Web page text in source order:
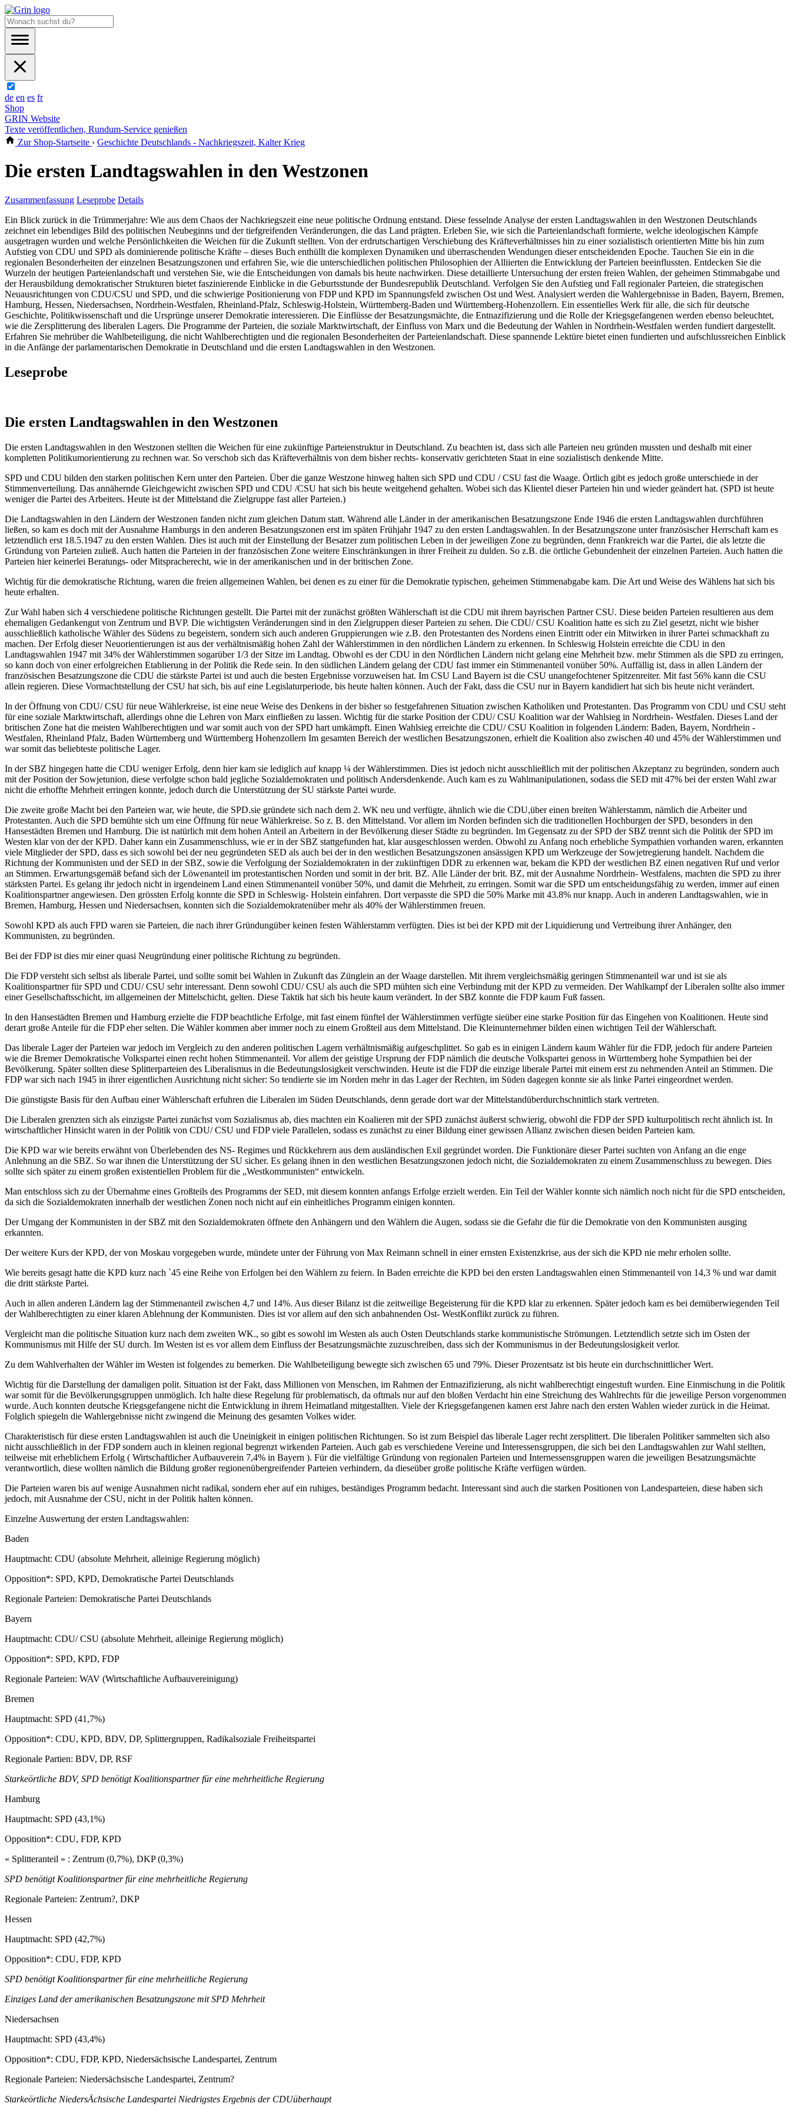
de en es fr
Shop
GRIN Website
Texte veröffentlichen, Rundum-Service genießen
Zur Shop-Startseite › Geschichte Deutschlands - Nachkriegszeit, Kalter Krieg
Die ersten Landtagswahlen in den Westzonen
Zusammenfassung Leseprobe Details
Ein Blick zurück in die Trümmerjahre: Wie aus dem Chaos der Nachkriegszeit eine neue politische Ordnung entstand. Diese fesselnde Analyse der ersten Landtagswahlen in den Westzonen Deutschlands
zeichnet ein lebendiges Bild des politischen Neubeginns und der tiefgreifenden Veränderungen, die das Land prägten. Erleben Sie, wie sich die Parteienlandschaft formierte, welche ideologischen Kämpfe
ausgetragen wurden und welche Persönlichkeiten die Weichen für die Zukunft stellten. Von der erdrutschartigen Verschiebung des Kräfteverhältnisses hin zu einer sozialistisch orientierten Mitte bis hin zum
Aufstieg von CDU und SPD als dominierende politische Kräfte – dieses Buch enthüllt die komplexen Dynamiken und überraschenden Wendungen dieser entscheidenden Epoche. Tauchen Sie ein in die
regionalen Besonderheiten der einzelnen Besatzungszonen und erfahren Sie, wie die unterschiedlichen politischen Philosophien der Alliierten die Entwicklung der Parteien beeinflussten. Entdecken Sie die
Wurzeln der heutigen Parteienlandschaft und verstehen Sie, wie die Entscheidungen von damals bis heute nachwirken. Diese detaillierte Untersuchung der ersten freien Wahlen, der geheimen Stimmabgabe und
der Herausbildung demokratischer Strukturen bietet faszinierende Einblicke in die Geburtsstunde der Bundesrepublik Deutschland. Verfolgen Sie den Aufstieg und Fall regionaler Parteien, die strategischen
Neuausrichtungen von CDU/CSU und SPD, und die schwierige Positionierung von FDP und KPD im Spannungsfeld zwischen Ost und West. Analysiert werden die Wahlergebnisse in Baden, Bayern, Bremen,
Hamburg, Hessen, Niedersachsen, Nordrhein-Westfalen, Rheinland-Pfalz, Schleswig-Holstein, Württemberg-Baden und Württemberg-Hohenzollern. Ein essentielles Werk für alle, die sich für deutsche
Geschichte, Politikwissenschaft und die Ursprünge unserer Demokratie interessieren. Die Einflüsse der Besatzungsmächte, die Entnazifizierung und die Rolle der Kriegsgefangenen werden ebenso beleuchtet,
wie die Zersplitterung des liberalen Lagers. Die Programme der Parteien, die soziale Marktwirtschaft, der Einfluss von Marx und die Bedeutung der Wahlen in Nordrhein-Westfalen werden fundiert dargestellt.
Erfahren Sie mehrüber die Wahlbeteiligung, die nicht Wahlberechtigten und die regionalen Besonderheiten der Parteienlandschaft. Diese spannende Lektüre bietet einen fundierten und aufschlussreichen Einblick
in die Anfänge der parlamentarischen Demokratie in Deutschland und die ersten Landtagswahlen in den Westzonen.
Leseprobe
Die ersten Landtagswahlen in den Westzonen
Die ersten Landtagswahlen in den Westzonen stellten die Weichen für eine zukünftige Parteienstruktur in Deutschland. Zu beachten ist, dass sich alle Parteien neu gründen mussten und deshalb mit einer
kompletten Politikumorientierung zu rechnen war. So verschob sich das Kräfteverhältnis von dem bisher rechts- konservativ gerichteten Staat in eine sozialistisch denkende Mitte.
SPD und CDU bilden den starken politischen Kern unter den Parteien. Über die ganze Westzone hinweg halten sich SPD und CDU / CSU fast die Waage. Örtlich gibt es jedoch große unterschiede in der
Stimmenverteilung. Das annähernde Gleichgewicht zwischen SPD und CDU /CSU hat sich bis heute weitgehend gehalten. Wobei sich das Klientel dieser Parteien hin und wieder geändert hat. (SPD ist heute
weniger die Partei des Arbeiters. Heute ist der Mittelstand die Zielgruppe fast aller Parteien.)
Die Landtagswahlen in den Ländern der Westzonen fanden nicht zum gleichen Datum statt. Während alle Länder in der amerikanischen Besatzungszone Ende 1946 die ersten Landtagswahlen durchführen
ließen, so kam es doch mit der Ausnahme Hamburgs in den anderen Besatzungszonen erst im späten Frühjahr 1947 zu den ersten Landtagswahlen. In der Besatzungszone unter französischer Herrschaft kam es
letztendlich erst 18.5.1947 zu den ersten Wahlen. Dies ist auch mit der Einstellung der Besatzer zum politischen Leben in der jeweiligen Zone zu begründen, denn Frankreich war die Partei, die als letzte die
Gründung von Parteien zuließ. Auch hatten die Parteien in der französischen Zone weitere Einschränkungen in ihrer Freiheit zu dulden. So z.B. die örtliche Gebundenheit der einzelnen Parteien. Auch hatten die
Parteien hier keinerlei Beratungs- oder Mitspracherecht, wie in der amerikanischen und in der britischen Zone.
Wichtig für die demokratische Richtung, waren die freien allgemeinen Wahlen, bei denen es zu einer für die Demokratie typischen, geheimen Stimmenabgabe kam. Die Art und Weise des Wählens hat sich bis
heute erhalten.
Zur Wahl haben sich 4 verschiedene politische Richtungen gestellt. Die Partei mit der zunächst größten Wählerschaft ist die CDU mit ihrem bayrischen Partner CSU. Diese beiden Parteien resultieren aus dem
ehemaligen Gedankengut von Zentrum und BVP. Die wichtigsten Veränderungen sind in den Zielgruppen dieser Parteien zu sehen. Die CDU/ CSU Koalition hatte es sich zu Ziel gesetzt, nicht wie bisher
ausschließlich katholische Wähler des Südens zu begeistern, sondern sich auch anderen Gruppierungen wie z.B. den Protestanten des Nordens einen Eintritt oder ein Mitwirken in ihrer Partei schmackhaft zu
machen. Der Erfolg dieser Neuorientierungen ist aus der verhältnismäßig hohen Zahl der Wählerstimmen in den nördlichen Ländern zu erkennen. In Schleswig Holstein erreichte die CDU in den
Landtagswahlen 1947 mit 34% der Wählerstimmen sogarüber 1/3 der Sitze im Landtag. Obwohl es der CDU in den Nördlichen Ländern nicht gelang eine Mehrheit bzw. mehr Stimmen als die SPD zu erringen,
so kann doch von einer erfolgreichen Etablierung in der Politik die Rede sein. In den südlichen Ländern gelang der CDU fast immer ein Stimmenanteil vonüber 50%. Auffällig ist, dass in allen Ländern der
französischen Besatzungszone die CDU die stärkste Partei ist und auch die besten Ergebnisse vorzuweisen hat. Im CSU Land Bayern ist die CSU unangefochtener Spitzenreiter. Mit fast 56% kann die CSU
allein regieren. Diese Vormachtstellung der CSU hat sich, bis auf eine Legislaturperiode, bis heute halten können. Auch der Fakt, dass die CSU nur in Bayern kandidiert hat sich bis heute nicht verändert.
In der Öffnung von CDU/ CSU für neue Wählerkreise, ist eine neue Weise des Denkens in der bisher so festgefahrenen Situation zwischen Katholiken und Protestanten. Das Programm von CDU und CSU steht
für eine soziale Marktwirtschaft, allerdings ohne die Lehren von Marx einfließen zu lassen. Wichtig für die starke Position der CDU/ CSU Koalition war der Wahlsieg in Nordrhein- Westfalen. Dieses Land der
britischen Zone hat die meisten Wahlberechtigten und war somit auch von der SPD hart umkämpft. Einen Wahlsieg erreichte die CDU/ CSU Koalition in folgenden Ländern: Baden, Bayern, Nordrhein -
Westfalen, Rheinland Pfalz, Baden Württemberg und Württemberg Hohenzollern Im gesamten Bereich der westlichen Besatzungszonen, erhielt die Koalition also zwischen 40 und 45% der Wählerstimmen und
war somit das beliebteste politische Lager.
In der SBZ hingegen hatte die CDU weniger Erfolg, denn hier kam sie lediglich auf knapp ¼ der Wählerstimmen. Dies ist jedoch nicht ausschließlich mit der politischen Akzeptanz zu begründen, sondern auch
mit der Position der Sowjetunion, diese verfolgte schon bald jegliche Sozialdemokraten und politisch Andersdenkende. Auch kam es zu Wahlmanipulationen, sodass die SED mit 47% bei der ersten Wahl zwar
nicht die erhoffte Mehrheit erringen konnte, jedoch durch die Unterstützung der SU stärkste Partei wurde.
Die zweite große Macht bei den Parteien war, wie heute, die SPD.sie gründete sich nach dem 2. WK neu und verfügte, ähnlich wie die CDU,über einen breiten Wählerstamm, nämlich die Arbeiter und
Protestanten. Auch die SPD bemühte sich um eine Öffnung für neue Wählerkreise. So z. B. den Mittelstand. Vor allem im Norden befinden sich die traditionellen Hochburgen der SPD, besonders in den
Hansestädten Bremen und Hamburg. Die ist natürlich mit dem hohen Anteil an Arbeitern in der Bevölkerung dieser Städte zu begründen. Im Gegensatz zu der SPD der SBZ trennt sich die Politik der SPD im
Westen klar von der der KPD. Daher kann ein Zusammenschluss, wie er in der SBZ stattgefunden hat, klar ausgeschlossen werden. Obwohl zu Anfang noch erhebliche Sympathien vorhanden waren, erkannten
viele Mitglieder der SPD, dass es sich sowohl bei der neu gegründeten SED als auch bei der in den westlichen Besatzungszonen ansässigen KPD um Werkzeuge der Sowjetregierung handelt. Nachdem die
Richtung der Kommunisten und der SED in der SBZ, sowie die Verfolgung der Sozialdemokraten in der zukünftigen DDR zu erkennen war, bekam die KPD der westlichen BZ einen negativen Ruf und verlor
an Stimmen. Erwartungsgemäß befand sich der Löwenanteil im protestantischen Norden und somit in der brit. BZ. Alle Länder der brit. BZ, mit der Ausnahme Nordrhein- Westfalens, machten die SPD zu ihrer
stärksten Partei. Es gelang ihr jedoch nicht in irgendeinem Land einen Stimmenanteil vonüber 50%, und damit die Mehrheit, zu erringen. Somit war die SPD um entscheidungsfähig zu werden, immer auf einen
Koalitionspartner angewiesen. Den grössten Erfolg konnte die SPD in Schleswig- Holstein einfahren. Dort verpasste die SPD die 50% Marke mit 43.8% nur knapp. Auch in anderen Landtagswahlen, wie in
Bremen, Hamburg, Hessen und Niedersachsen, konnten sich die Sozialdemokratenüber mehr als 40% der Wählerstimmen freuen.
Sowohl KPD als auch FPD waren sie Parteien, die nach ihrer Gründungüber keinen festen Wählerstamm verfügten. Dies ist bei der KPD mit der Liquidierung und Vertreibung ihrer Anhänger, den
Kommunisten, zu begründen.
Bei der FDP ist dies mir einer quasi Neugründung einer politische Richtung zu begründen.
Die FDP versteht sich selbst als liberale Partei, und sollte somit bei Wahlen in Zukunft das Zünglein an der Waage darstellen. Mit ihrem vergleichsmäßig geringen Stimmenanteil war und ist sie als
Koalitionspartner für SPD und CDU/ CSU sehr interessant. Denn sowohl CDU/ CSU als auch die SPD mühten sich eine Verbindung mit der KPD zu vermeiden. Der Wahlkampf der Liberalen sollte also immer
einer Gesellschaftsschicht, im allgemeinen der Mittelschicht, gelten. Diese Taktik hat sich bis heute kaum verändert. In der SBZ konnte die FDP kaum Fuß fassen.
In den Hansestädten Bremen und Hamburg erzielte die FDP beachtliche Erfolge, mit fast einem fünftel der Wählerstimmen verfügte sieüber eine starke Position für das Eingehen von Koalitionen. Heute sind
derart große Anteile für die FDP eher selten. Die Wähler kommen aber immer noch zu einem Großteil aus dem Mittelstand. Die Kleinunternehmer bilden einen wichtigen Teil der Wählerschaft.
Das liberale Lager der Parteien war jedoch im Vergleich zu den anderen politischen Lagern verhältnismäßig aufgeschplittet. So gab es in einigen Ländern kaum Wähler für die FDP, jedoch für andere Parteien
wie die Bremer Demokratische Volkspartei einen recht hohen Stimmenanteil. Vor allem der geistige Ursprung der FDP nämlich die deutsche Volkspartei genoss in Württemberg hohe Sympathien bei der
Bevölkerung. Später sollten diese Splitterparteien des Liberalismus in die Bedeutungslosigkeit verschwinden. Heute ist die FDP die einzige liberale Partei mit einem erst zu nehmenden Anteil an Stimmen. Die
FDP war sich nach 1945 in ihrer eigentlichen Ausrichtung nicht sicher: So tendierte sie im Norden mehr in das Lager der Rechten, im Süden dagegen konnte sie als linke Partei eingeordnet werden.
Die günstigste Basis für den Aufbau einer Wählerschaft erfuhren die Liberalen im Süden Deutschlands, denn gerade dort war der Mittelstandüberdurchschnittlich stark vertreten.
Die Liberalen grenzten sich als einzigste Partei zunächst vom Sozialismus ab, dies machten ein Koalieren mit der SPD zunächst äußerst schwierig, obwohl die FDP der SPD kulturpolitisch recht ähnlich ist. In
wirtschaftlicher Hinsicht waren in der Politik von CDU/ CSU und FDP viele Parallelen, sodass es zunächst zu einer Bildung einer gewissen Allianz zwischen diesen beiden Parteien kam.
Die KPD war wie bereits erwähnt von Überlebenden des NS- Regimes und Rückkehrern aus dem ausländischen Exil gegründet worden. Die Funktionäre dieser Partei suchten von Anfang an die enge
Anlehnung an die SBZ. So war ihnen die Unterstützung der SU sicher. Es gelang ihnen in den westlichen Besatzungszonen jedoch nicht, die Sozialdemokraten zu einem Zusammenschluss zu bewegen. Dies
sollte sich später zu einem großen existentiellen Problem für die „Westkommunisten“ entwickeln.
Man entschloss sich zu der Übernahme eines Großteils des Programms der SED, mit diesem konnten anfangs Erfolge erzielt werden. Ein Teil der Wähler konnte sich nämlich noch nicht für die SPD entscheiden,
da sich die Sozialdemokraten innerhalb der westlichen Zonen noch nicht auf ein einheitliches Programm einigen konnten.
Der Umgang der Kommunisten in der SBZ mit den Sozialdemokraten öffnete den Anhängern und den Wählern die Augen, sodass sie die Gefahr die für die Demokratie von den Kommunisten ausging
erkannten.
Der weitere Kurs der KPD, der von Moskau vorgegeben wurde, mündete unter der Führung von Max Reimann schnell in einer ernsten Existenzkrise, aus der sich die KPD nie mehr erholen sollte.
Wie bereits gesagt hatte die KPD kurz nach `45 eine Reihe von Erfolgen bei den Wählern zu feiern. In Baden erreichte die KPD bei den ersten Landtagswahlen einen Stimmenanteil von 14,3 % und war damit
die dritt stärkste Partei.
Auch in allen anderen Ländern lag der Stimmenanteil zwischen 4,7 und 14%. Aus dieser Bilanz ist die zeitweilige Begeisterung für die KPD klar zu erkennen. Später jedoch kam es bei demüberwiegenden Teil
der Wahlberechtigten zu einer klaren Ablehnung der Kommunisten. Dies ist vor allem auf den sich anbahnenden Ost- WestKonflikt zurück zu führen.
Vergleicht man die politische Situation kurz nach dem zweiten WK., so gibt es sowohl im Westen als auch Osten Deutschlands starke kommunistische Strömungen. Letztendlich setzte sich im Osten der
Kommunismus mit Hilfe der SU durch. Im Westen ist es vor allem dem Einfluss der Besatzungsmächte zuzuschreiben, dass sich der Kommunismus in der Bedeutungslosigkeit verlor.
Zu dem Wahlverhalten der Wähler im Westen ist folgendes zu bemerken. Die Wahlbeteiligung bewegte sich zwischen 65 und 79%. Dieser Prozentsatz ist bis heute ein durchschnittlicher Wert.
Wichtig für die Darstellung der damaligen polit. Situation ist der Fakt, dass Millionen von Menschen, im Rahmen der Entnazifizierung, als nicht wahlberechtigt eingestuft wurden. Eine Einmischung in die Politik
war somit für die Bevölkerungsgruppen unmöglich. Ich halte diese Regelung für problematisch, da oftmals nur auf den bloßen Verdacht hin eine Streichung des Wahlrechts für die jeweilige Person vorgenommen
wurde. Auch konnten deutsche Kriegsgefangene nicht die Entwicklung in ihrem Heimatland mitgestallten. Viele der Kriegsgefangenen kamen erst Jahre nach den ersten Wahlen wieder zurück in die Heimat.
Folglich spiegeln die Wahlergebnisse nicht zwingend die Meinung des gesamten Volkes wider.
Charakteristisch für diese ersten Landtagswahlen ist auch die Uneinigkeit in einigen politischen Richtungen. So ist zum Beispiel das liberale Lager recht zersplittert. Die liberalen Politiker sammelten sich also
nicht ausschließlich in der FDP sondern auch in kleinen regional begrenzt wirkenden Parteien. Auch gab es verschiedene Vereine und Interessensgruppen, die sich bei den Landtagswahlen zur Wahl stellten,
teilweise mit erheblichem Erfolg ( Wirtschaftlicher Aufbauverein 7,4% in Bayern ). Für die vielfältige Gründung von regionalen Parteien und Internessensgruppen waren die jeweiligen Besatzungsmächte
verantwortlich, diese wollten nämlich die Bildung großer regionenübergreifender Parteien verhindern, da dieseüber große politische Kräfte verfügen würden.
Die Parteien waren bis auf wenige Ausnahmen nicht radikal, sondern eher auf ein ruhiges, beständiges Programm bedacht. Interessant sind auch die starken Positionen von Landesparteien, diese haben sich
jedoch, mit Ausnahme der CSU, nicht in der Politik halten können.
Einzelne Auswertung der ersten Landtagswahlen:
Baden
Hauptmacht: CDU (absolute Mehrheit, alleinige Regierung möglich)
Opposition*: SPD, KPD, Demokratische Partei Deutschlands
Regionale Parteien: Demokratische Partei Deutschlands
Bayern
Hauptmacht: CDU/ CSU (absolute Mehrheit, alleinige Regierung möglich)
Opposition*: SPD, KPD, FDP
Regionale Parteien: WAV (Wirtschaftliche Aufbauvereinigung)
Bremen
Hauptmacht: SPD (41,7%)
Opposition*: CDU, KPD, BDV, DP, Splittergruppen, Radikalsoziale Freiheitspartei
Regionale Partien: BDV, DP, RSF
Starkeörtliche BDV, SPD benötigt Koalitionspartner für eine mehrheitliche Regierung
Hamburg
Hauptmacht: SPD (43,1%)
Opposition*: CDU, FDP, KPD
« Splitteranteil » : Zentrum (0,7%), DKP (0,3%)
SPD benötigt Koalitionspartner für eine mehrheitliche Regierung
Regionale Parteien: Zentrum?, DKP
Hessen
Hauptmacht: SPD (42,7%)
Opposition*: CDU, FDP, KPD
SPD benötigt Koalitionspartner für eine mehrheitliche Regierung
Einziges Land der amerikanischen Besatzungszone mit SPD Mehrheit
Niedersachsen
Hauptmacht: SPD (43,4%)
Opposition*: CDU, FDP, KPD, Niedersächsische Landespartei, Zentrum
Regionale Parteien: Niedersächsische Landespartei, Zentrum?
Starkeörtliche NiedersÄchsische Landespartei Niedrigstes Ergebnis der CDUüberhaupt